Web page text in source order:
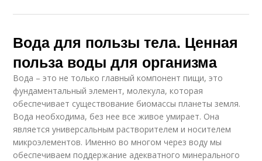
Вода для пользы тела. Ценная
польза воды для организма
Вода – это не только главный компонент пищи, это
фундаментальный элемент, молекула, которая
обеспечивает существование биомассы планеты земля.
Вода необходима, без нее все живое умирает. Она
является универсальным растворителем и носителем
микроэлементов. Именно во многом через воду мы
обеспечиваем поддержание адекватного минерального